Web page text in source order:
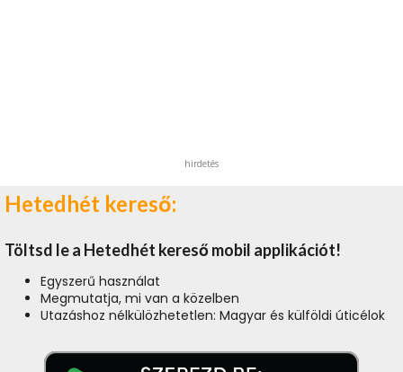
hirdetés
Hetedhét kereső:
Töltsd le a Hetedhét kereső mobil applikációt!
Egyszerű használat
Megmutatja, mi van a közelben
Utazáshoz nélkülözhetetlen: Magyar és külföldi úticélok